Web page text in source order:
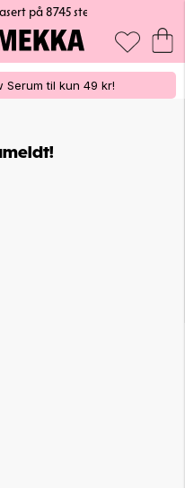
på 8745 stemmer
Serum til kun 49 kr!